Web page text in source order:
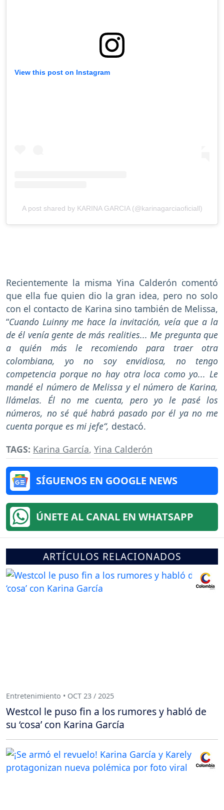
View this post on Instagram
A post shared by KARINA GARCIA (@karinagarciaoficiall)
Recientemente la misma Yina Calderón comentó
que ella fue quien dio la gran idea, pero no solo
con el contacto de Karina sino también de Melissa,
“Cuando Luinny me hace la invitación, veía que a la
de él venía gente de más realities... Me pregunta que
a quién más le recomiendo para traer otra
colombiana, yo no soy envidiosa, no tengo
competencia porque no hay otra loca como yo... Le
mandé el número de Melissa y el número de Karina,
llámelas. Él no me cuenta, pero yo le pasé los
números, no sé qué habrá pasado por él ya no me
cuenta porque es mi jefe“, destacó.
TAGS: Karina García, Yina Calderón
SÍGUENOS EN GOOGLE NEWS
ÚNETE AL CANAL EN WHATSAPP
ARTÍCULOS RELACIONADOS
Entretenimiento • OCT 23 / 2025
Westcol le puso fin a los rumores y habló de
su ‘cosa’ con Karina García